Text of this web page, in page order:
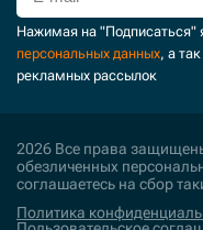
Нажимая на "Подписаться"
персональных данных, а
рекламных рассылок
2026 Все права
обезличенных
соглашаетесь на сбор
Политика